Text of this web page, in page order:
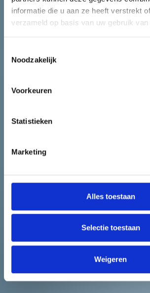
informatie die u aan ze heeft verstrekt
verzameld op basis van uw gebruik
Noodzakelijk
Voorkeuren
Statistieken
Marketing
Alles toestaan
Selectie toestaan
Weigeren
Onze wekelijkse aanbieding is van
kwaliteit en toch zeer betaalbaar.